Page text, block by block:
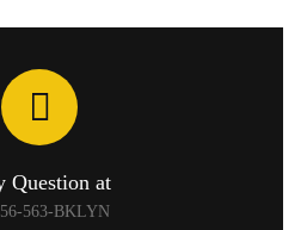
Question at
563-BKLYN